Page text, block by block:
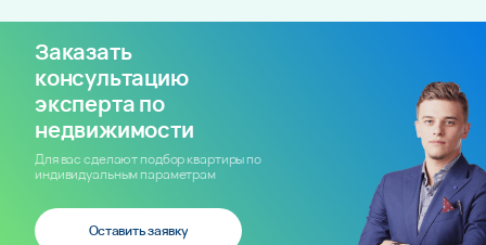
Заказать
консультацию
эксперта по
недвижимости
Для вас сделают подбор квартиры по
индивидуальным параметрам
Оставить заявку